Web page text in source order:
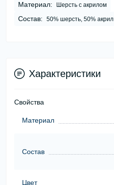
Материал: Шерсть с акрилом
Состав: 50% шерсть, 50% акрил
Характеристики
Свойства
Материал
Состав
Цвет